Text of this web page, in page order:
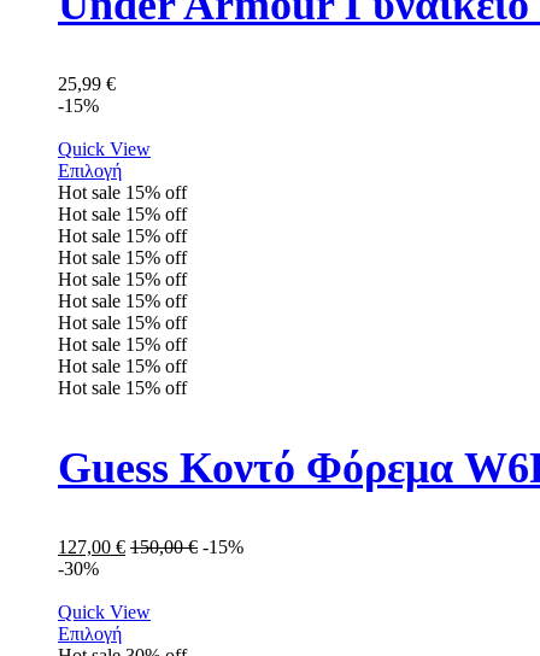
25,99 €
-15%
Quick View
Επιλογή
Hot sale 15% off
Hot sale 15% off
Hot sale 15% off
Hot sale 15% off
Hot sale 15% off
Hot sale 15% off
Hot sale 15% off
Hot sale 15% off
Hot sale 15% off
Hot sale 15% off
Guess Κοντό Φόρεμα
127,00 € 150,00€ -15%
-30%
Quick View
Επιλογή